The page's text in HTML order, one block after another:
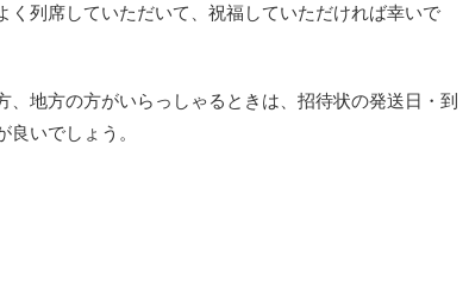
く列席していただいて、祝福していただければ幸いで
、地方の方がいらっしゃるときは、招待状の発送日・到
いでしょう。